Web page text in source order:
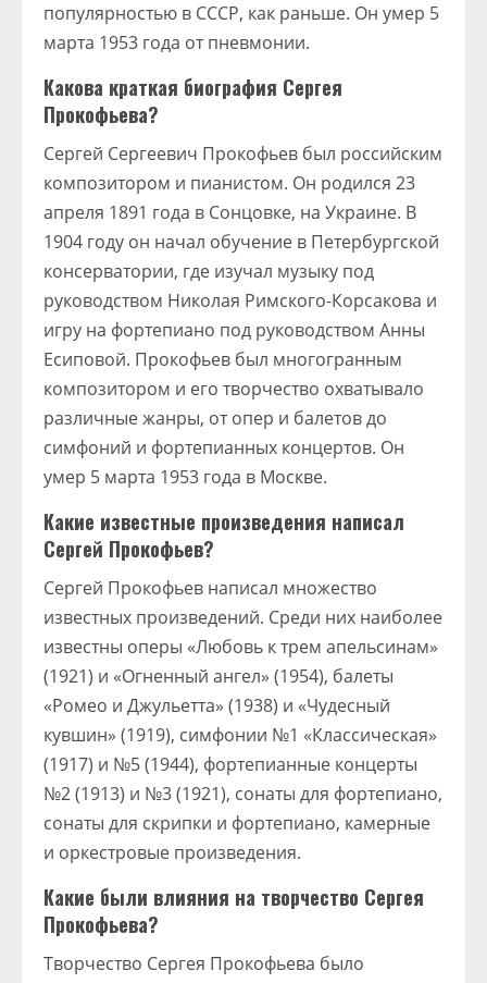
популярностью в СССР, как раньше. Он умер 5
марта 1953 года от пневмонии.
Какова краткая биография Сергея
Прокофьева?
Сергей Сергеевич Прокофьев был российским
композитором и пианистом. Он родился 23
апреля 1891 года в Сонцовке, на Украине. В
1904 году он начал обучение в Петербургской
консерватории, где изучал музыку под
руководством Николая Римского-Корсакова и
игру на фортепиано под руководством Анны
Есиповой. Прокофьев был многогранным
композитором и его творчество охватывало
различные жанры, от опер и балетов до
симфоний и фортепианных концертов. Он
умер 5 марта 1953 года в Москве.
Какие известные произведения написал
Сергей Прокофьев?
Сергей Прокофьев написал множество
известных произведений. Среди них наиболее
известны оперы «Любовь к трем апельсинам»
(1921) и «Огненный ангел» (1954), балеты
«Ромео и Джульетта» (1938) и «Чудесный
кувшин» (1919), симфонии №1 «Классическая»
(1917) и №5 (1944), фортепианные концерты
№2 (1913) и №3 (1921), сонаты для фортепиано,
сонаты для скрипки и фортепиано, камерные
и оркестровые произведения.
Какие были влияния на творчество Сергея
Прокофьева?
Творчество Сергея Прокофьева было